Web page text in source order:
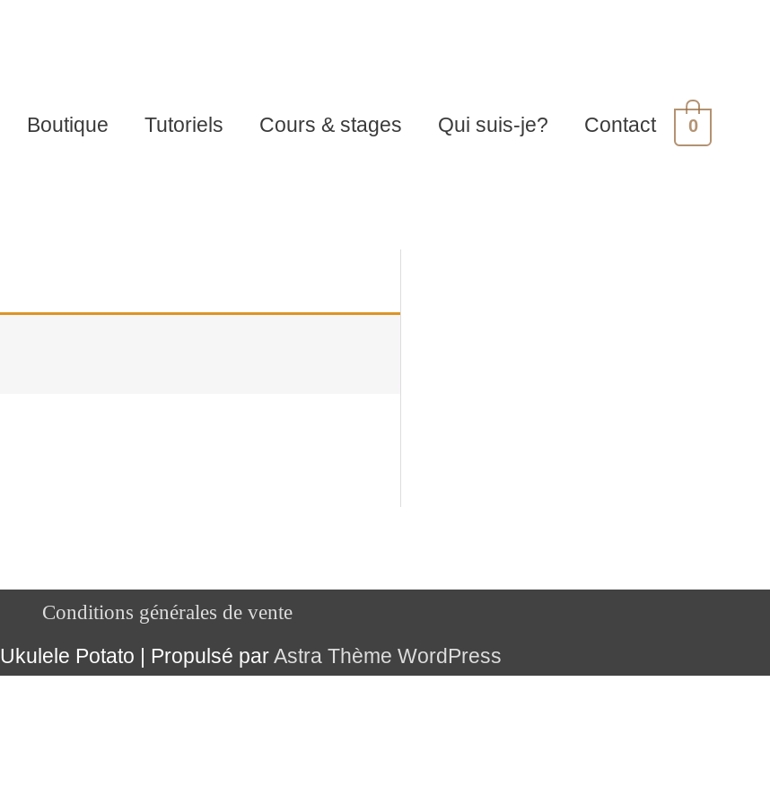
Boutique Tutoriels Cours & stages Qui suis-je? Contact 0
Conditions générales de vente
Ukulele Potato | Propulsé parAstra Thème WordPress